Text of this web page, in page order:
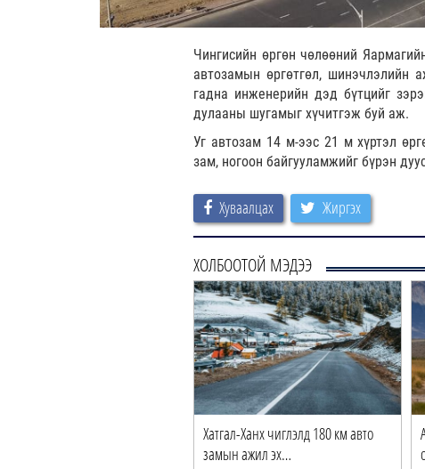
Чингисийн өргөн чөлөөний
автозамын өргөтгөл, шинэчлэлийн
гадна инженерийн дэд бүтцийг
дулааны шугамыг хүчитгэж буй аж.
Уг автозам 14 м-ээс 21 м хүртэл
зам, ногоон байгууламжийг бүрэн
Хуваалцах Жиргэх
ХОЛБООТОЙ МЭДЭЭ
Хатгал-Ханх чиглэлд 180 км авто
замын ажил эх…